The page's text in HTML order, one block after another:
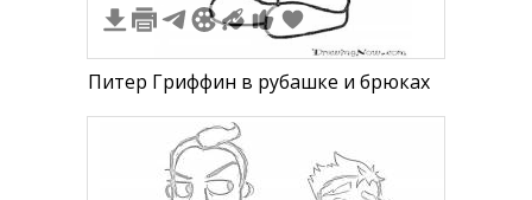
Питер Гриффин в рубашке и брюках